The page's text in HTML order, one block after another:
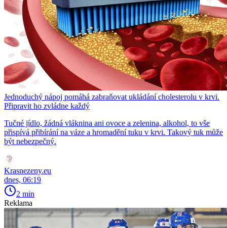
Jednoduchý nápoj pomáhá zabraňovat ukládání cholesterolu v krvi.
Připravit ho zvládne každý
Tučné jídlo, žádná vláknina ani ovoce a zelenina, alkohol, to vše
přispívá přibírání na váze a hromadění tuku v krvi. Takový tuk může
být nebezpečný.
Krasnezeny.eu
dnes, 06:19
2 min
Reklama